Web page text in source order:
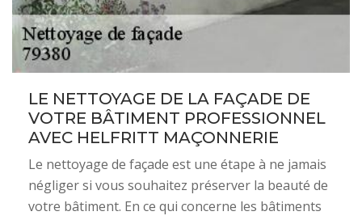
LE NETTOYAGE DE LA FAÇADE DE
VOTRE BÂTIMENT PROFESSIONNEL
AVEC HELFRITT MAÇONNERIE
Le nettoyage de façade est une étape à ne jamais
négliger si vous souhaitez préserver la beauté de
votre bâtiment. En ce qui concerne les bâtiments